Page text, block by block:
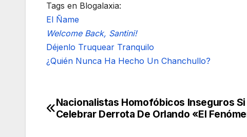
Tags en Blogalaxia:
El Ñame
Welcome Back, Santini!
Déjenlo Truquear Tranquilo
¿Quién Nunca Ha Hecho Un Chanchullo?
Navegación
Nacionalistas Homofóbicos Inseguros
Celebrar Derrota De Orlando «El